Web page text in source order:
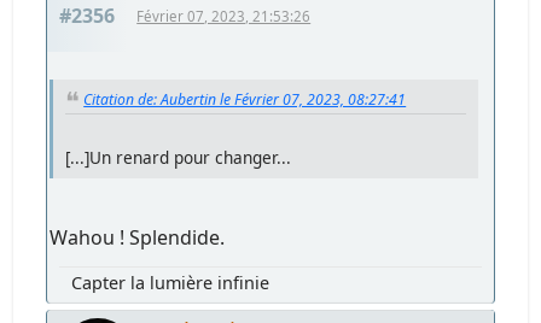
#2356 Février 07, 2023, 21:53:26
Citation de: Aubertin le Février 07, 2023, 08:27:41
[...]Un renard pour changer...
Wahou ! Splendide.
Capter la lumière infinie